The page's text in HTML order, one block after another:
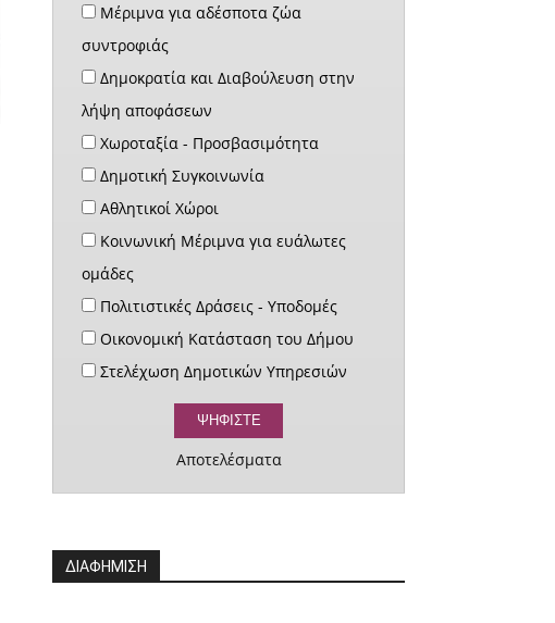
Μέριμνα για αδέσποτα ζώα
συντροφιάς
Δημοκρατία και Διαβούλευση στην
λήψη αποφάσεων
Χωροταξία - Προσβασιμότητα
Δημοτική Συγκοινωνία
Αθλητικοί Χώροι
Κοινωνική Μέριμνα για ευάλωτες
ομάδες
Πολιτιστικές Δράσεις - Υποδομές
Οικονομική Κατάσταση του Δήμου
Στελέχωση Δημοτικών Υπηρεσιών
Αποτελέσματα
ΔΙΑΦΗΜΙΣΗ